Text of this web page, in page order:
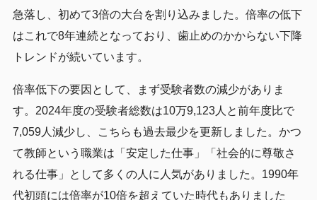
急落し、初めて3倍の大台を割り込みました。倍率の低下
はこれで8年連続となっており、歯止めのかからない下降
トレンドが続いています。
倍率低下の要因として、まず受験者数の減少がありま
す。2024年度の受験者総数は10万9,123人と前年度比で
7,059人減少し、こちらも過去最少を更新しました。かつ
て教師という職業は「安定した仕事」「社会的に尊敬さ
れる仕事」として多くの人に人気がありました。1990年
代初頭には倍率が10倍を超えていた時代もありました